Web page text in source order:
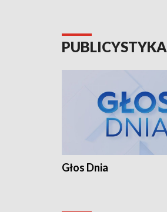
PUBLICYSTYKA
Głos Dnia